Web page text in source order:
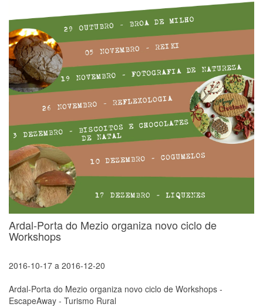
Ardal-Porta do Mezio organiza novo ciclo de
Workshops
2016-10-17 a 2016-12-20
Ardal-Porta do Mezio organiza novo ciclo de Workshops -
EscapeAway - Turismo Rural